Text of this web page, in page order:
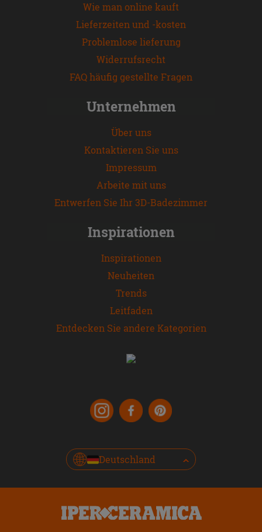
Wie man online kauft
Lieferzeiten und -kosten
Problemlose lieferung
Widerrufsrecht
FAQ häufig gestellte Fragen
Unternehmen
Über uns
Kontaktieren Sie uns
Impressum
Arbeite mit uns
Entwerfen Sie Ihr 3D-Badezimmer
Inspirationen
Inspirationen
Neuheiten
Trends
Leitfaden
Entdecken Sie andere Kategorien
Deutschland